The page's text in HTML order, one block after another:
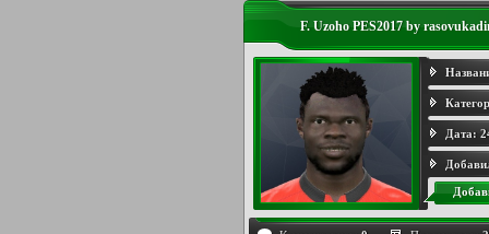
F. Uzoho PES2017 by
Дата: